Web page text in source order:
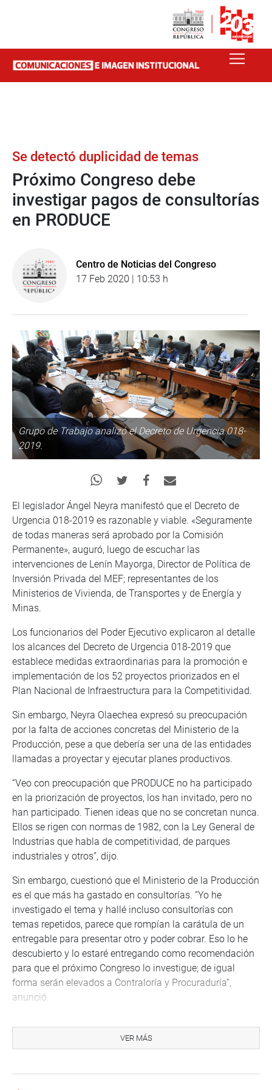
Se detectó duplicidad de temas
Próximo Congreso debe
investigar pagos de consultorías
en PRODUCE
Centro de Noticias del Congreso
17 Feb 2020 | 10:53 h
Grupo de Trabajo analizó el Decreto de Urgencia 018-
2019.
El legislador Ángel Neyra manifestó que el Decreto de
Urgencia 018-2019 es razonable y viable. «Seguramente
de todas maneras será aprobado por la Comisión
Permanente», auguró, luego de escuchar las
intervenciones de Lenín Mayorga, Director de Política de
Inversión Privada del MEF; representantes de los
Ministerios de Vivienda, de Transportes y de Energía y
Minas.
Los funcionarios del Poder Ejecutivo explicaron al detalle
los alcances del Decreto de Urgencia 018-2019 que
establece medidas extraordinarias para la promoción e
implementación de los 52 proyectos priorizados en el
Plan Nacional de Infraestructura para la Competitividad.
Sin embargo, Neyra Olaechea expresó su preocupación
por la falta de acciones concretas del Ministerio de la
Producción, pese a que debería ser una de las entidades
llamadas a proyectar y ejecutar planes productivos.
“Veo con preocupación que PRODUCE no ha participado
en la priorización de proyectos, los han invitado, pero no
han participado. Tienen ideas que no se concretan nunca.
Ellos se rigen con normas de 1982, con la Ley General de
Industrias que habla de competitividad, de parques
industriales y otros”, dijo.
Sin embargo, cuestionó que el Ministerio de la Producción
es el que más ha gastado en consultorías. “Yo he
investigado el tema y hallé incluso consultorías con
temas repetidos, parece que rompían la carátula de un
entregable para presentar otro y poder cobrar. Eso lo he
descubierto y lo estaré entregando como recomendación
para que el próximo Congreso lo investigue; de igual
forma serán elevados a Contraloría y Procuraduría”,
anunció.
otras más directas de funcionarios. “Por ejemplo, el Plan
Nacional de Diversificación Productiva (PNDP) – desde
VER MÁS